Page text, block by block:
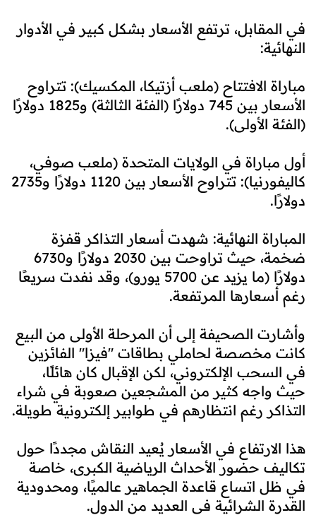
في المقابل، ترتفع الأسعار بشكل كبير في الأدوار
النهائية:
مباراة الافتتاح (ملعب أزتيكا، المكسيك): تتراوح
الأسعار بين 745 دولارًا (الفئة الثالثة) و1825 دولارًا
(الفئة الأولى).
أول مباراة في الولايات المتحدة (ملعب صوفي،
كاليفورنيا): تتراوح الأسعار بين 1120 دولارًا و2735
دولارًا.
المباراة النهائية: شهدت أسعار التذاكر قفزة
ضخمة، حيث تراوحت بين 2030 دولارًا و6730
دولارًا (ما يزيد عن 5700 يورو)، وقد نفدت سريعًا
رغم أسعارها المرتفعة.
وأشارت الصحيفة إلى أن المرحلة الأولى من البيع
كانت مخصصة لحاملي بطاقات "فيزا" الفائزين
في السحب الإلكتروني، لكن الإقبال كان هائلًا،
حيث واجه كثير من المشجعين صعوبة في شراء
التذاكر رغم انتظارهم في طوابير إلكترونية طويلة.
هذا الارتفاع في الأسعار يُعيد النقاش مجددًا حول
تكاليف حضور الأحداث الرياضية الكبرى، خاصة
في ظل اتساع قاعدة الجماهير عالميًا، ومحدودية
القدرة الشرائية في العديد من الدول.